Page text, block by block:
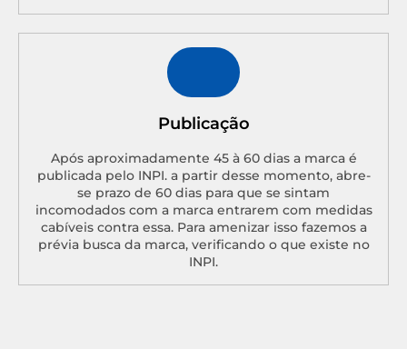
Publicação
Após aproximadamente 45 à 60 dias a marca é
publicada pelo INPI. a partir desse momento, abre-
se prazo de 60 dias para que se sintam
incomodados com a marca entrarem com medidas
cabíveis contra essa. Para amenizar isso fazemos a
prévia busca da marca, verificando o que existe no
INPI.